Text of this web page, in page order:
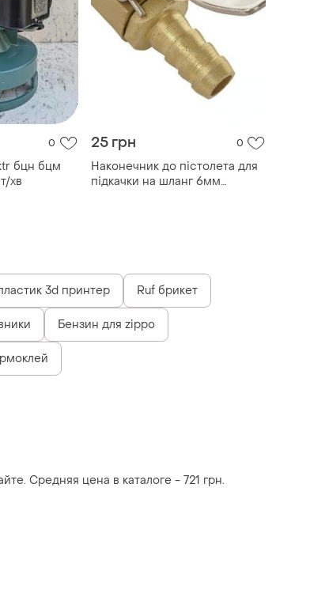
0
бцн бцм
хв
25 грн 0
Наконечник до пістолета для
підкачки на шланг 6мм
3d принтер Ruf брикет
Бензин для zippo
Средняя цена в каталоге - 721 грн.